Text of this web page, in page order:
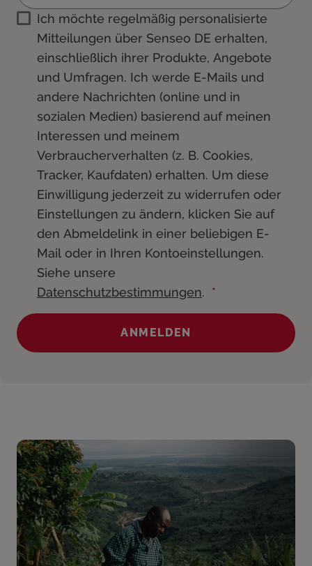
Ich möchte regelmäßig personalisierte
Mitteilungen über Senseo DE erhalten,
einschließlich ihrer Produkte, Angebote
und Umfragen. Ich werde E-Mails und
andere Nachrichten (online und in
sozialen Medien) basierend auf meinen
Interessen und meinem
Verbraucherverhalten (z. B. Cookies,
Tracker, Kaufdaten) erhalten. Um diese
Einwilligung jederzeit zu widerrufen oder
Einstellungen zu ändern, klicken Sie auf
den Abmeldelink in einer beliebigen E-
Mail oder in Ihren Kontoeinstellungen.
Siehe unsere
Datenschutzbestimmungen.
ANMELDEN